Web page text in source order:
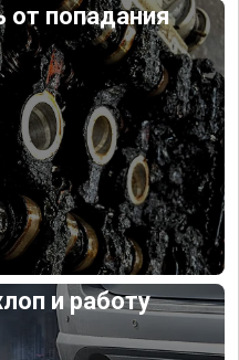
от попадания
и работу